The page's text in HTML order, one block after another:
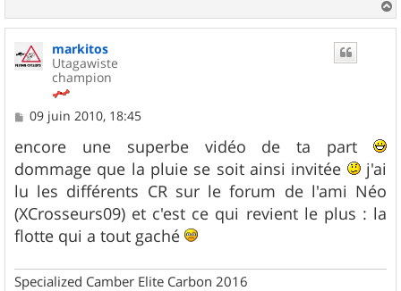
a
markitos
Utagawiste
champion
M
s
s
a
g
e
09 juin 2010, 18:45
encore une superbe vidéo de ta part
dommage que la pluie se soit ainsi invitée
j'ai
lu les différents CR sur le forum de l'ami Néo
(XCrosseurs09) et c'est ce qui revient le plus : la
flotte qui a tout gaché
Specialized Camber Elite Carbon 2016